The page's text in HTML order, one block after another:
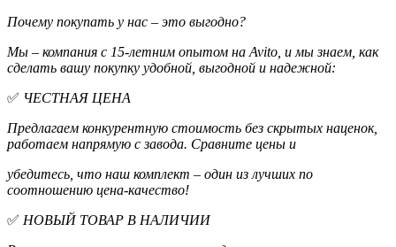
Почему покупать у нас – это выгодно?
Мы – компания с 15-летним опытом на Avito, и мы знаем, как
сделать вашу покупку удобной, выгодной и надежной:
✅ ЧЕСТНАЯ ЦЕНА
Предлагаем конкурентную стоимость без скрытых наценок,
работаем напрямую с завода. Сравните цены и
убедитесь, что наш комплект – один из лучших по
соотношению цена-качество!
✅ НОВЫЙ ТОВАР В НАЛИЧИИ